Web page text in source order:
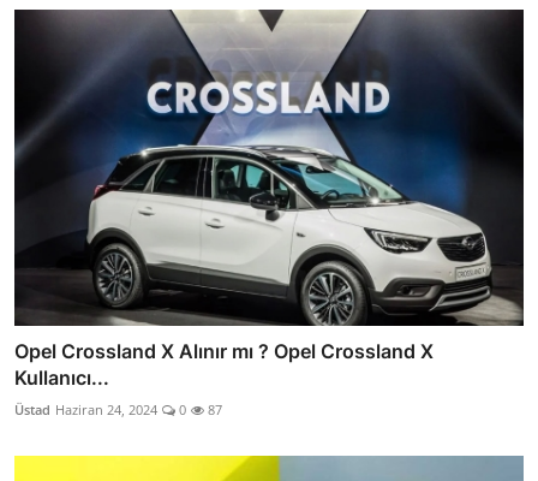
Opel Crossland X Alınır mı ? Opel Crossland X
Kullanıcı...
Üstad Haziran 24, 2024 0 87